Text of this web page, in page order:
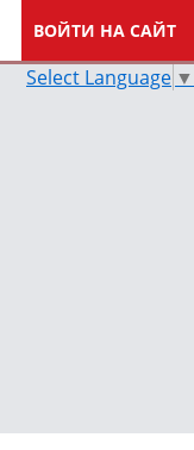
ВОЙТИ НА САЙТ
Select Language ▼